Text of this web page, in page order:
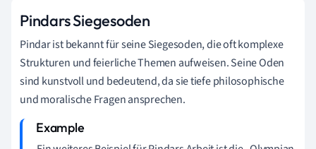
Pindars Siegesoden
Pindar ist bekannt für seine Siegesoden, die oft komplexe
Strukturen und feierliche Themen aufweisen. Seine Oden
sind kunstvoll und bedeutend, da sie tiefe philosophische
und moralische Fragen ansprechen.